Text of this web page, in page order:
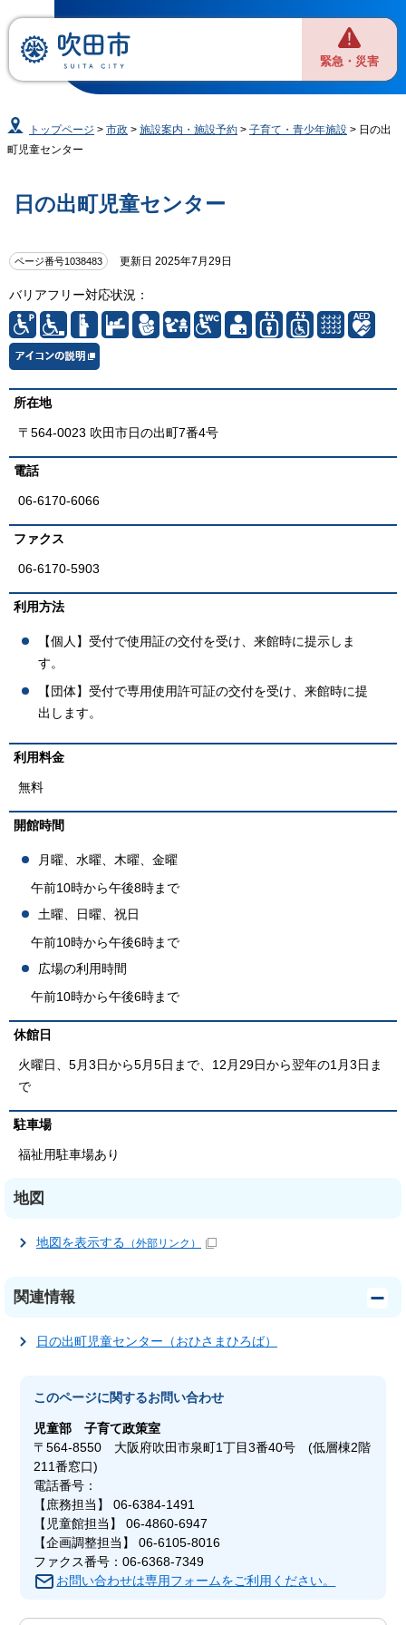
緊急・災害
トップページ >市政 >施設案内・施設予約 >子育て・青少年施設 > 日の出
町児童センター
日の出町児童センター
ページ番号1038483 更新日 2025年7月29日
バリアフリー対応状況：
所在地
〒564-0023 吹田市日の出町7番4号
電話
06-6170-6066
ファクス
06-6170-5903
利用方法
【個人】受付で使用証の交付を受け、来館時に提示しま
す。
【団体】受付で専用使用許可証の交付を受け、来館時に提
出します。
利用料金
無料
開館時間
月曜、水曜、木曜、金曜
午前10時から午後8時まで
土曜、日曜、祝日
午前10時から午後6時まで
広場の利用時間
午前10時から午後6時まで
休館日
火曜日、5月3日から5月5日まで、12月29日から翌年の1月3日ま
で
駐車場
福祉用駐車場あり
地図
地図を表示する （外部リンク）
関連情報
日の出町児童センター（おひさまひろば）
このページに関するお問い合わせ
児童部子育て政策室
〒564-8550 大阪府吹田市泉町1丁目3番40号 (低層棟2階
211番窓口)
電話番号：
【庶務担当】 06-6384-1491
【児童館担当】 06-4860-6947
【企画調整担当】 06-6105-8016
ファクス番号：06-6368-7349
お問い合わせは専用フォームをご利用ください。